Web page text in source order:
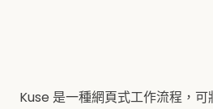
Kuse 是一種網頁式工作流程，